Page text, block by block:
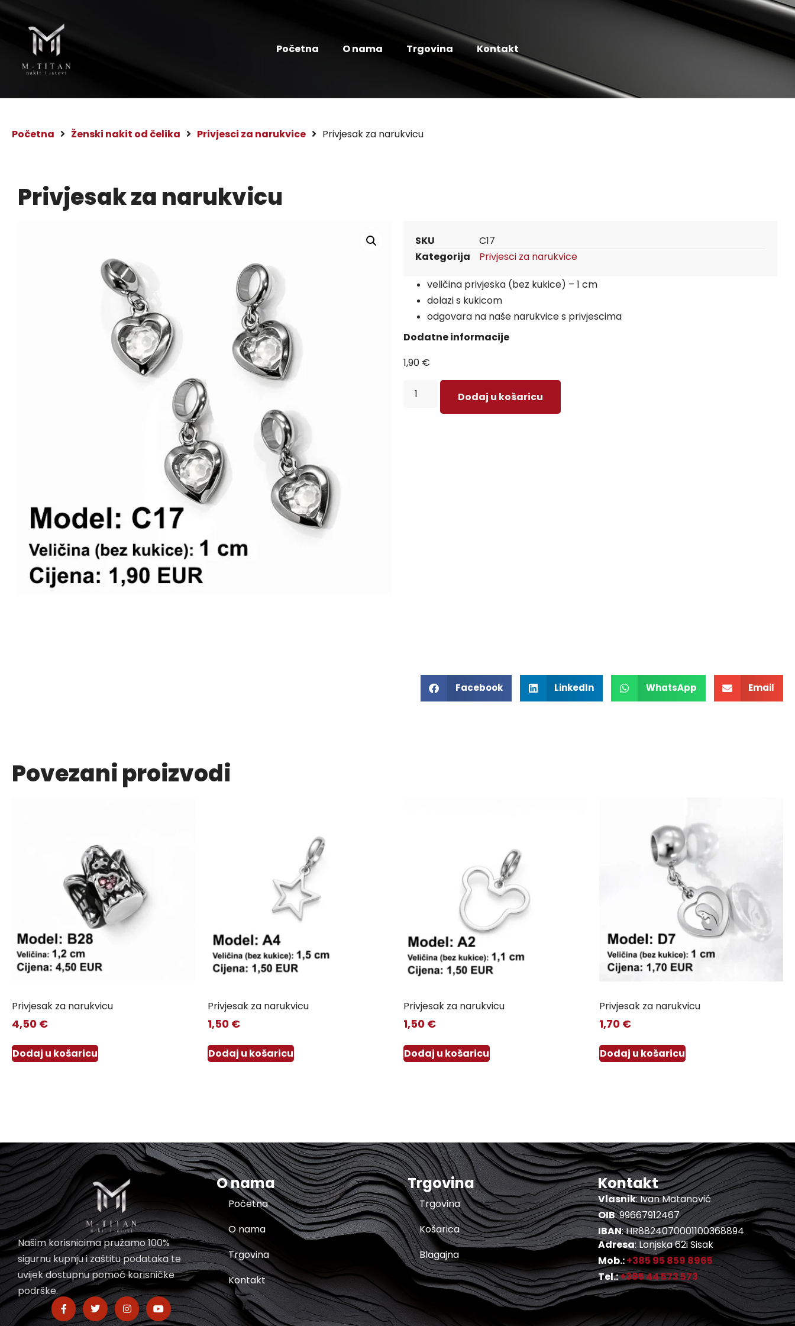
Početna O nama Trgovina Kontakt
Početna Ženski nakit od čelika Privjesci za narukvice Privjesak za narukvicu
Privjesak za narukvicu
SKU C17
Kategorija Privjesci za narukvice
veličina privjeska (bez kukice) – 1 cm
dolazi s kukicom
odgovara na naše narukvice s privjescima
Dodatne informacije
1,90 €
Dodaj u košaricu
Facebook LinkedIn WhatsApp Email
Povezani proizvodi
Privjesak za narukvicu
4,50 €
Dodaj u košaricu
Privjesak za narukvicu
1,50 €
Dodaj u košaricu
Privjesak za narukvicu
1,50 €
Dodaj u košaricu
Privjesak za narukvicu
1,70 €
Dodaj u košaricu
Našim korisnicima pružamo 100%
sigurnu kupnju i zaštitu podataka te
uvijek dostupnu pomoć korisničke
podrške.
O nama
Početna
O nama
Trgovina
Kontakt
Trgovina
Trgovina
Košarica
Blagajna
Kontakt
Vlasnik: Ivan Matanović
OIB: 99667912467
IBAN: HR8824070001100368894
Adresa: Lonjska 62i Sisak
Mob.:+385 95 859 8965
Tel.:+385 44 573 573